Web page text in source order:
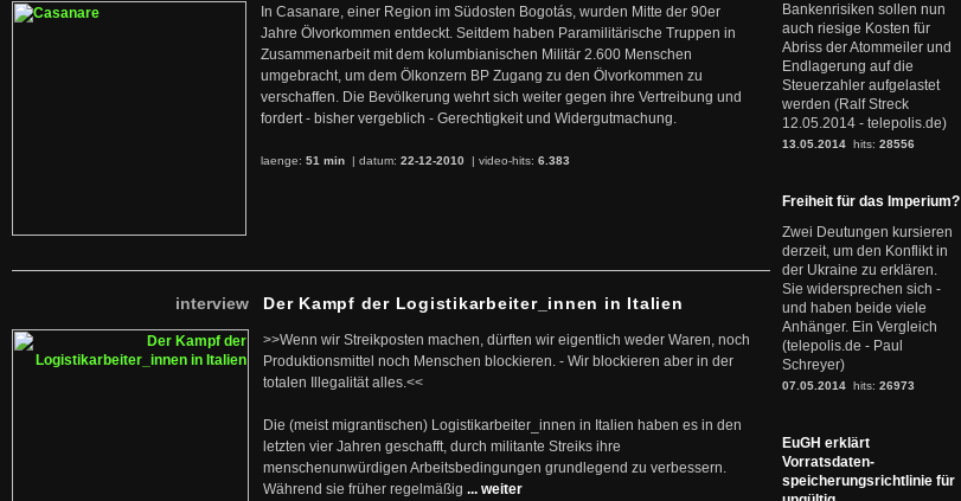
In Casanare, einer Region im Südosten Bogotás, wurden Mitte der 90er
Jahre Ölvorkommen entdeckt. Seitdem haben Paramilitärische Truppen in
Zusammenarbeit mit dem kolumbianischen Militär 2.600 Menschen
umgebracht, um dem Ölkonzern BP Zugang zu den Ölvorkommen zu
verschaffen. Die Bevölkerung wehrt sich weiter gegen ihre Vertreibung und
fordert - bisher vergeblich - Gerechtigkeit und Widergutmachung.
laenge: 51 min | datum: 22-12-2010 | video-hits: 6.383
interview Der Kampf der Logistikarbeiter_innen in Italien
>>Wenn wir Streikposten machen, dürften wir eigentlich weder Waren, noch
Produktionsmittel noch Menschen blockieren. - Wir blockieren aber in der
totalen Illegalität alles.<<
Die (meist migrantischen) Logistikarbeiter_innen in Italien haben es in den
letzten vier Jahren geschafft, durch militante Streiks ihre
menschenunwürdigen Arbeitsbedingungen grundlegend zu verbessern.
Während sie früher regelmäßig ... weiter
Bankenrisiken sollen nun
auch riesige Kosten für
Abriss der Atommeiler und
Endlagerung auf die
Steuerzahler aufgelastet
werden (Ralf Streck
12.05.2014 - telepolis.de)
13.05.2014 hits: 28556
Freiheit für das Imperium?
Zwei Deutungen kursieren
derzeit, um den Konflikt in
der Ukraine zu erklären.
Sie widersprechen sich -
und haben beide viele
Anhänger. Ein Vergleich
(telepolis.de - Paul
Schreyer)
07.05.2014 hits: 26973
EuGH erklärt
Vorratsdaten-
speicherungsrichtlinie für